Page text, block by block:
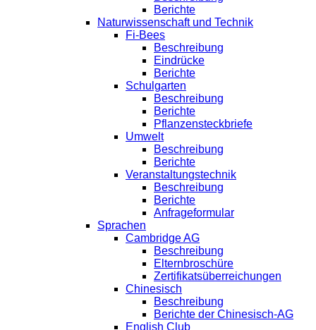
Berichte
Naturwissenschaft und Technik
Fi-Bees
Beschreibung
Eindrücke
Berichte
Schulgarten
Beschreibung
Berichte
Pflanzensteckbriefe
Umwelt
Beschreibung
Berichte
Veranstaltungstechnik
Beschreibung
Berichte
Anfrageformular
Sprachen
Cambridge AG
Beschreibung
Elternbroschüre
Zertifikatsüberreichungen
Chinesisch
Beschreibung
Berichte der Chinesisch-AG
English Club